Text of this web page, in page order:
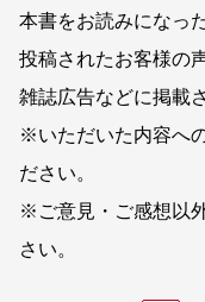
本書をお読みになっ
投稿されたお客様の
雑誌広告などに掲載
※いただいた内容へ
ださい。
※ご意見・ご感想以外
さい。